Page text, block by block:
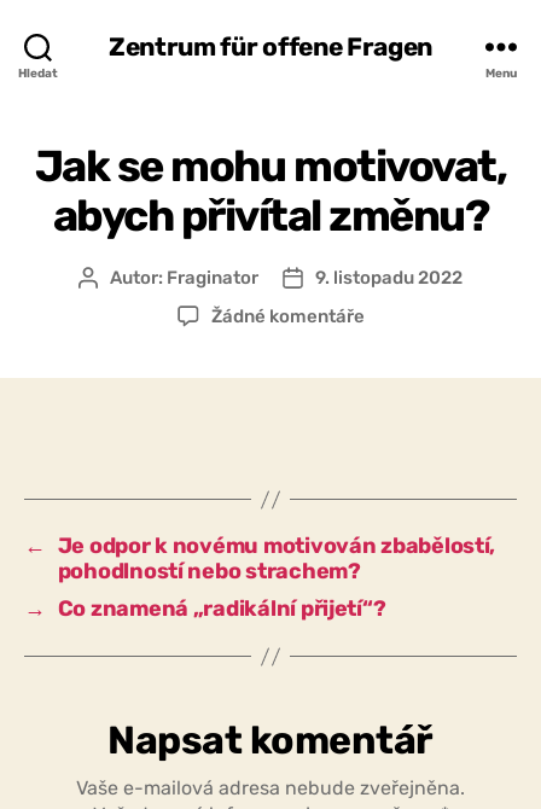
Hledat
Zentrum für offene Fragen
Menu
Jak se mohu motivovat,
abych přivítal změnu?
AutorAutor: Fraginator
Datum
příspěvku
9. listopadu 2022
Žádné komentářeu
motivovat,
přivítal
← Je odpor k novému motivován zbabělostí,
pohodlností nebo strachem?
→ Co znamená „radikální přijetí“?
Napsat komentář
Vaše e-mailová adresa nebude zveřejněna.